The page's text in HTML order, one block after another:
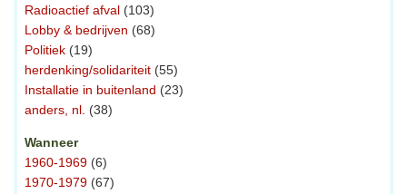
Radioactief afval (103)
Lobby & bedrijven (68)
Politiek (19)
herdenking/solidariteit (55)
Installatie in buitenland (23)
anders, nl. (38)
Wanneer
1960-1969 (6)
1970-1979 (67)